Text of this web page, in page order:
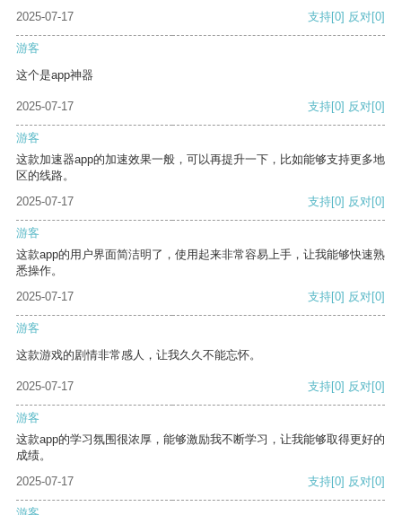
2025-07-17
支持[0] 反对[0]
游客
这个是app神器
2025-07-17 支持[0] 反对[0]
游客
这款加速器app的加速效果一般，可以再提升一下，比如能够支持更多地
区的线路。
2025-07-17
支持[0] 反对[0]
游客
这款app的用户界面简洁明了，使用起来非常容易上手，让我能够快速熟
悉操作。
2025-07-17
支持[0] 反对[0]
游客
这款游戏的剧情非常感人，让我久久不能忘怀。
2025-07-17 支持[0] 反对[0]
游客
这款app的学习氛围很浓厚，能够激励我不断学习，让我能够取得更好的
成绩。
2025-07-17
支持[0] 反对[0]